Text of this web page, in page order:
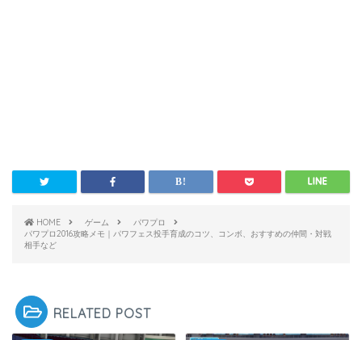
HOME ゲーム
パワプロ
パワプロ2016攻略メモ｜パワフェス投手育成のコツ、コンボ、おすすめの仲間・対戦
相手など
RELATED POST